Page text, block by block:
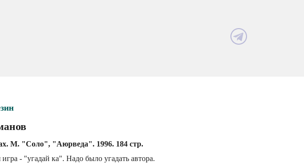
М. "Соло", "Аюрведа". 1996. 184 стр.
- "угадай ка". Надо было угадать автора.